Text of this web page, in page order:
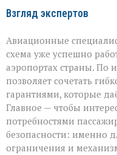
Взгляд экспертов
Авиационные
схема уже успешно
аэропортах страны. По
позволяет сочетать
гарантиями, которые
Главное — чтобы
потребностями
безопасности: именно
ограничения и